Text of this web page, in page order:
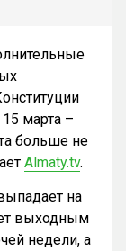
марта –
больше не
Almaty.tv.
на
выходным
недели, а